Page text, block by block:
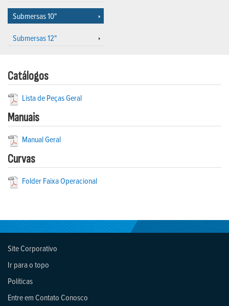
Submersas 10"
Submersas 12"
Catálogos
Lista de Peças Geral
Manuais
Manual Geral
Curvas
Folder Faixa Operacional
Site Corporativo
Ir para o topo
Políticas
Entre em Contato Conosco